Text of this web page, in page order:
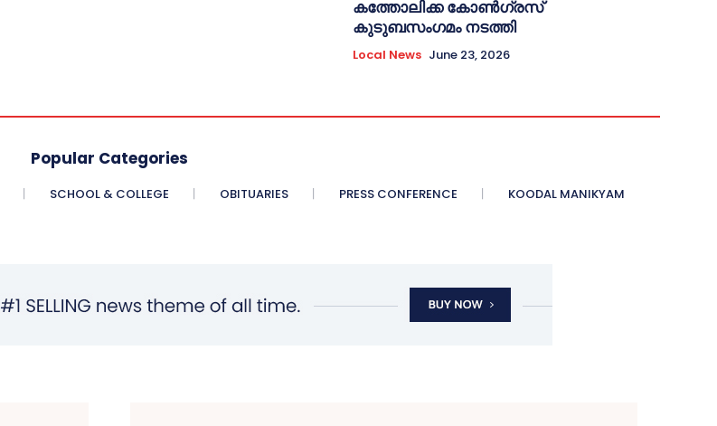
കത്തോലിക്ക കോൺഗ്രസ്
കുടുബസംഗമം നടത്തി
Local News June 23, 2026
Popular Categories
SCHOOL & COLLEGE OBITUARIES PRESS CONFERENCE KOODAL MANIKYAM